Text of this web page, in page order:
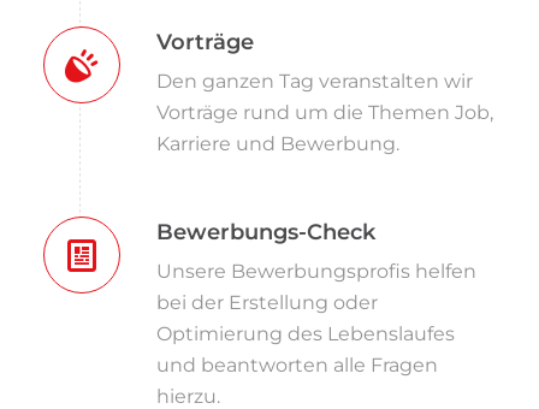
Vorträge
Den ganzen Tag veranstalten wir
Vorträge rund um die Themen Job,
Karriere und Bewerbung.
Bewerbungs-Check
Unsere Bewerbungsprofis helfen
bei der Erstellung oder
Optimierung des Lebenslaufes
und beantworten alle Fragen
hierzu.